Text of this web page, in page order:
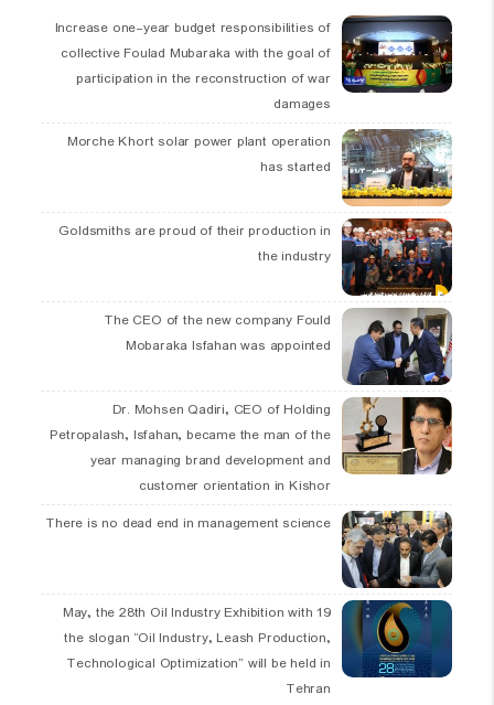
Increase one-year budget responsibilities of
collective Foulad Mubaraka with the goal of
participation in the reconstruction of war
damages
Morche Khort solar power plant operation
has started
Goldsmiths are proud of their production in
the industry
The CEO of the new company Fould
Mobaraka Isfahan was appointed
Dr. Mohsen Qadiri, CEO of Holding
Petropalash, Isfahan, became the man of the
year managing brand development and
customer orientation in Kishor
There is no dead end in management science
19 May, the 28th Oil Industry Exhibition with
the slogan “Oil Industry, Leash Production,
Technological Optimization” will be held in
Tehran